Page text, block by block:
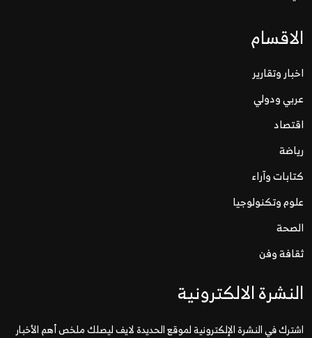
الاقسام
اخبار وتقارير
عربي ودولي
اقتصاد
رياضة
كتابات وآراء
علوم وتكنولوجيا
الصحة
ثقافة وفن
النشرة الالكترونية
اشترك في النشرة الإلكترونية لموقع الحديدة لايف ليصلك ملخص أهم الأخبار